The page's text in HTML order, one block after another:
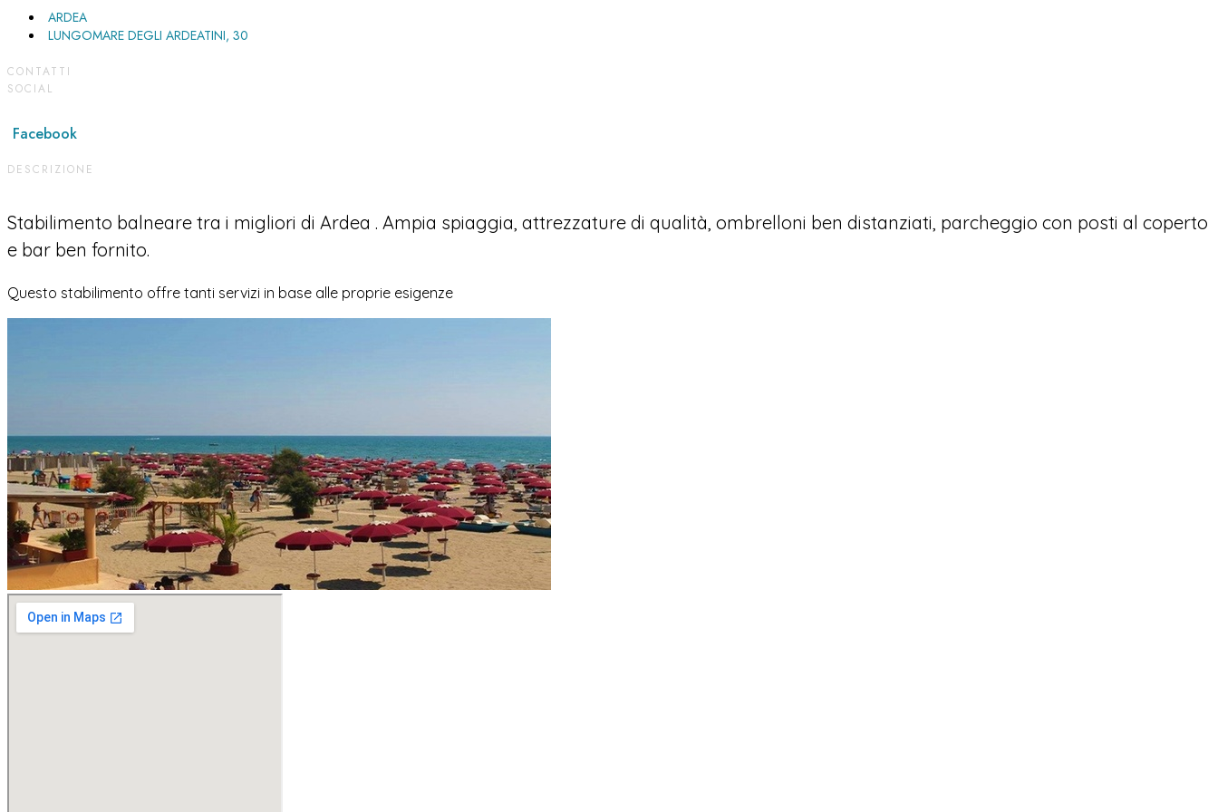
ARDEA
LUNGOMARE DEGLI ARDEATINI, 30
CONTATTI
SOCIAL
Facebook
DESCRIZIONE
Stabilimento balneare tra i migliori di Ardea . Ampia spiaggia, attrezzature di qualità, ombrelloni ben distanziati, parcheggio con posti al coperto
e bar ben fornito.
Questo stabilimento offre tanti servizi in base alle proprie esigenze